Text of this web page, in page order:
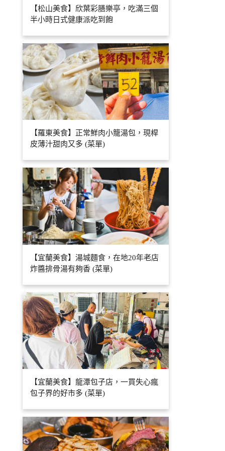
【松山美食】欣葉彩膳樂亭，吃滿三個
半小時日式健康派吃到飽
【羅東美食】正常鮮肉小籠湯包，現桿
皮薄汁甜肉又多 (菜單)
【宜蘭美食】湯城麵食，在地20年老店
炸醬排骨湯有夠香 (菜單)
【宜蘭美食】龍潭包子店，一買失心瘋
包子界的好市多 (菜單)